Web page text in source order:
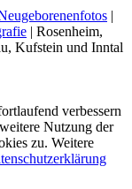
|
| Rosenheim,
Kufstein und Inntal
verbessern
Nutzung der
zu. Weitere